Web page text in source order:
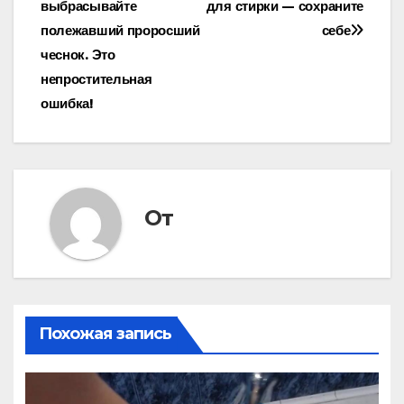
по
записям
для стирки — сохраните
себе
выбрасывайте
полежавший проросший
чеснок. Это
непростительная
ошибка!
От
Похожая запись